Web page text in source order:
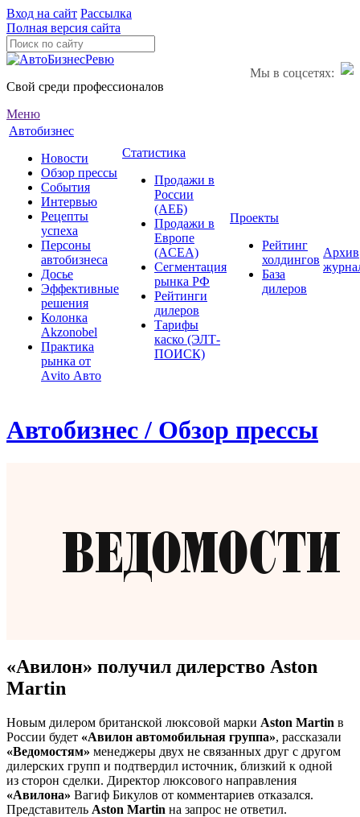
Вход на сайт Рассылка
Полная версия сайта
Мы в соцсетях:
Свой среди профессионалов
Меню
Автобизнес
Новости
Обзор прессы
События
Интервью
Рецепты
успеха
Персоны
автобизнеса
Досье
Эффективные
решения
Колонка
Akzonobel
Практика
рынка от
Аvito Авто
Статистика
Продажи в
России
(АЕБ)
Продажи в
Европе
(ACEA)
Сегментация
рынка РФ
Рейтинги
дилеров
Тарифы
каско (ЭЛТ-
ПОИСК)
Проекты
Рейтинг
холдингов
База
дилеров
Архив
Автобизнес / Обзор прессы
«Авилон» получил дилерство Aston
Martin
Новым дилером британской люксовой марки Aston Martin в
России будет «Авилон автомобильная группа», рассказали
«Ведомостям» менеджеры двух не связанных друг с другом
дилерских групп и подтвердил источник, близкий к одной
из сторон сделки. Директор люксового направления
«Авилона» Вагиф Бикулов от комментариев отказался.
Представитель Aston Martin на запрос не ответил.